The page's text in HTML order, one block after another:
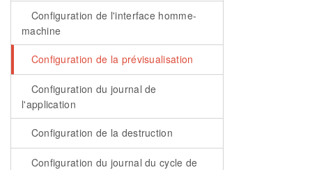
Configuration de l'interface homme-
machine
Configuration de la prévisualisation
Configuration du journal de
l'application
Configuration de la destruction
Configuration du journal du cycle de